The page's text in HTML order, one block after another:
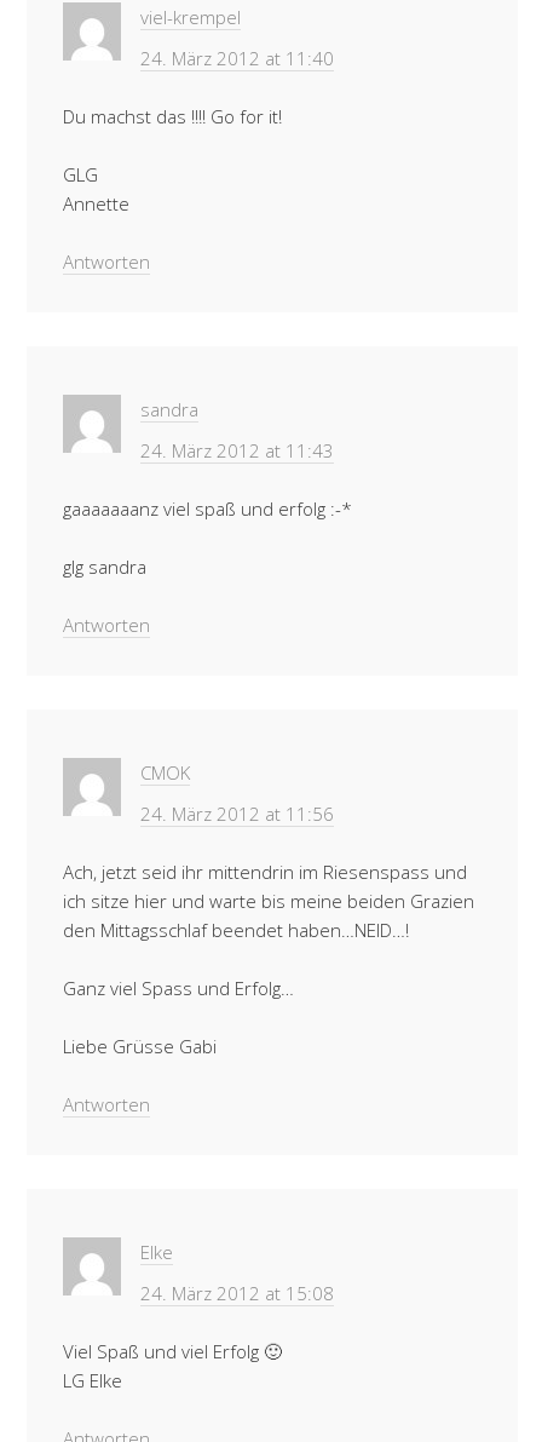
viel-krempel
24. März 2012 at 11:40
Du machst das !!!! Go for it!
GLG
Annette
Antworten
sandra
24. März 2012 at 11:43
gaaaaaaanz viel spaß und erfolg :-*
glg sandra
Antworten
CMOK
24. März 2012 at 11:56
Ach, jetzt seid ihr mittendrin im Riesenspass und
ich sitze hier und warte bis meine beiden Grazien
den Mittagsschlaf beendet haben…NEID…!
Ganz viel Spass und Erfolg…
Liebe Grüsse Gabi
Antworten
Elke
24. März 2012 at 15:08
Viel Spaß und viel Erfolg 🙂
LG Elke